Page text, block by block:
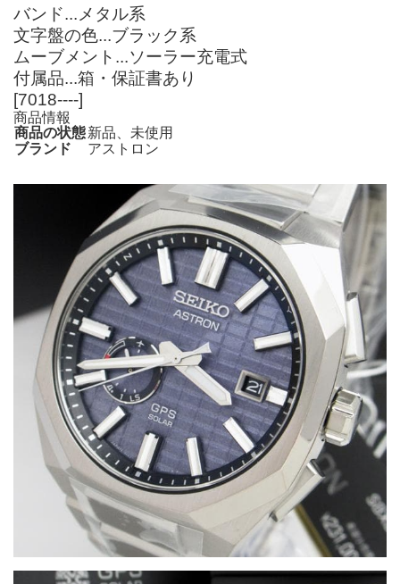
バンド...メタル系
文字盤の色...ブラック系
ムーブメント...ソーラー充電式
付属品...箱・保証書あり
[7018----]
商品情報
商品の状態新品、未使用
ブランド
アストロン